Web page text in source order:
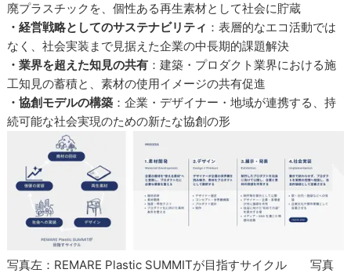
廃プラスチックを、個性ある再生素材として社会に貯蔵
・経営戦略としてのサステナビリティ ：表層的なエコ活動では
なく、社会実装まで見据えた企業の中長期的課題解決
・業界を超えた知見の共有 ：建築・プロダクト業界における施
工知見の蓄積と、素材の使用イメージの共有促進
・協創モデルの構築 ：企業・デザイナー・地域が連携する、持
続可能な社会実現のための新たな協創の形
写真左：REMARE Plastic SUMMITが目指すサイクル 写真